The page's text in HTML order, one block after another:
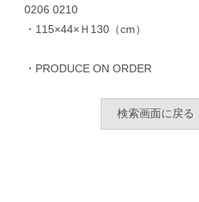
0206 0210
・115×44×Ｈ130（cm）
・PRODUCE ON ORDER